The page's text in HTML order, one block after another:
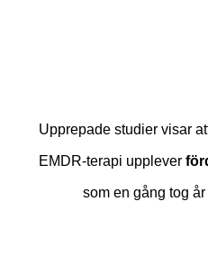
Upprepade studier visar
EMDR-terapi upplever
som en gång tog